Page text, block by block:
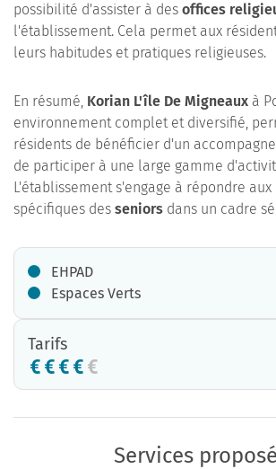
possibilité d'assister à des offices
l'établissement. Cela permet aux
leurs habitudes et pratiques religieuses.
En résumé, Korian L'île De Migneaux à
environnement complet et diversifié,
résidents de bénéficier d'un
de participer à une large gamme
L'établissement s'engage à répondre aux
spécifiques des seniors dans un cadre
EHPAD
Espaces Verts
Tarifs
Services